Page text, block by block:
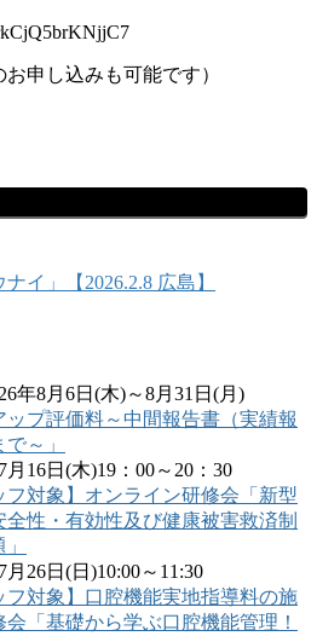
申し込みも可能です）
イ」【2026.2.8 広島】
年8月6日(木)～8月31日(月)
プ評価料～中間報告書（実績報
～」
月16日(木)19：00～20：30
フ対象】オンライン研修会「新型
性・有効性及び健康被害救済制
月26日(日)10:00～11:30
フ対象】口腔機能実地指導料の施
「基礎から学ぶ口腔機能管理！